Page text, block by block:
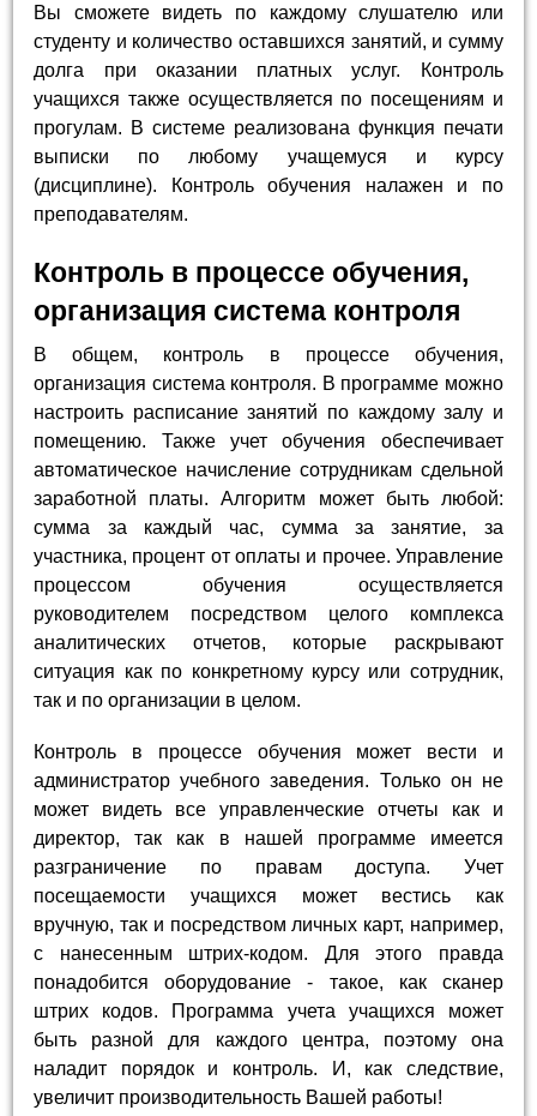
Вы сможете видеть по каждому слушателю или
студенту и количество оставшихся занятий, и сумму
долга при оказании платных услуг. Контроль
учащихся также осуществляется по посещениям и
прогулам. В системе реализована функция печати
выписки по любому учащемуся и курсу
(дисциплине). Контроль обучения налажен и по
преподавателям.
Контроль в процессе обучения,
организация система контроля
В общем, контроль в процессе обучения,
организация система контроля. В программе можно
настроить расписание занятий по каждому залу и
помещению. Также учет обучения обеспечивает
автоматическое начисление сотрудникам сдельной
заработной платы. Алгоритм может быть любой:
сумма за каждый час, сумма за занятие, за
участника, процент от оплаты и прочее. Управление
процессом обучения осуществляется
руководителем посредством целого комплекса
аналитических отчетов, которые раскрывают
ситуация как по конкретному курсу или сотрудник,
так и по организации в целом.
Контроль в процессе обучения может вести и
администратор учебного заведения. Только он не
может видеть все управленческие отчеты как и
директор, так как в нашей программе имеется
разграничение по правам доступа. Учет
посещаемости учащихся может вестись как
вручную, так и посредством личных карт, например,
с нанесенным штрих-кодом. Для этого правда
понадобится оборудование - такое, как сканер
штрих кодов. Программа учета учащихся может
быть разной для каждого центра, поэтому она
наладит порядок и контроль. И, как следствие,
увеличит производительность Вашей работы!